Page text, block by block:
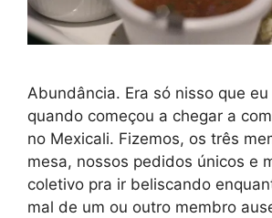
Abundância. Era só nisso que
quando começou a chegar a
no Mexicali. Fizemos, os três
mesa, nossos pedidos únicos e
coletivo pra ir beliscando
mal de um ou outro membro